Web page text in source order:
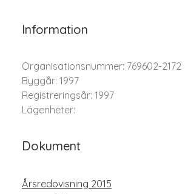
Information
Organisationsnummer: 769602-2172
Byggår: 1997
Registreringsår: 1997
Lägenheter:
Dokument
Årsredovisning 2015